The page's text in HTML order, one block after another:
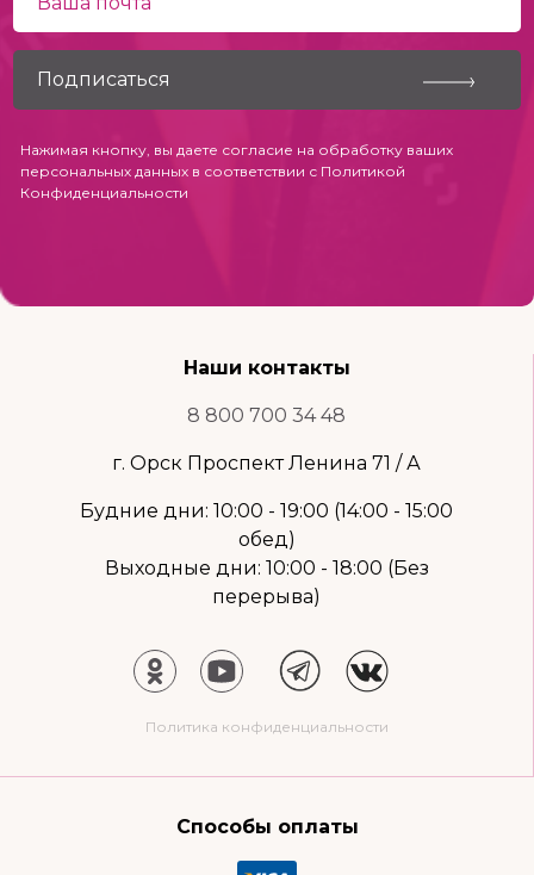
Нажимая кнопку, вы даете согласие на обработку ваших
персональных данных в соответствии с Политикой
Конфиденциальности
Наши контакты
8 800 700 34 48
г. Орск Проспект Ленина 71 / А
Будние дни: 10:00 - 19:00 (14:00 - 15:00
обед)
Выходные дни: 10:00 - 18:00 (Без
перерыва)
Политика конфиденциальности
Способы оплаты